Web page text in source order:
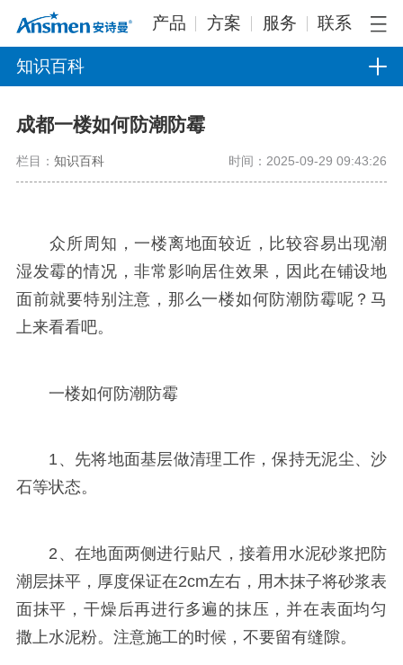
产品 方案 服务 联系
知识百科
成都一楼如何防潮防霉
栏目： 知识百科 时间：2025-09-29 09:43:26
众所周知，一楼离地面较近，比较容易出现潮
湿发霉的情况，非常影响居住效果，因此在铺设地
面前就要特别注意，那么一楼如何防潮防霉呢？马
上来看看吧。
一楼如何防潮防霉
1、先将地面基层做清理工作，保持无泥尘、沙
石等状态。
2、在地面两侧进行贴尺，接着用水泥砂浆把防
潮层抹平，厚度保证在2cm左右，用木抹子将砂浆表
面抹平，干燥后再进行多遍的抹压，并在表面均匀
撒上水泥粉。注意施工的时候，不要留有缝隙。